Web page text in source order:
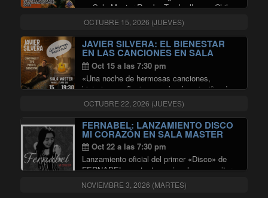
en Sala Master Rumbo Tumba llega a Chile
en el marco de su Gira Mundial 2026 para
presentar por primera vez su último
disco Cordillera Latiendo, en lo …
Continuar leyendo"Rumbo Tumba en Santiago de
OCTUBRE 15, 2026 (JUEVES)
JAVIER SILVERA: EL BIENESTAR
EN LAS CANCIONES EN SALA
MASTER
Oct 15 a las 7:30 pm
«Una noche de hermosas canciones,
historias y reflexiones sobre los significados
de vivir Se pueden unir canciones y
psicología. Y esa unión es la que propone el
cantautor y psicólogo Javier Silvera. El
Bienestar en …Continuar leyendo"JAVIER
OCTUBRE 22, 2026 (JUEVES)
FERNABEL: LANZAMIENTO DISCO
MI CORAZÓN EN SALA MASTER
Oct 22 a las 7:30 pm
Lanzamiento oficial del primer «Disco» de
FERNABEL, cantante nacional, compositora,
y multiinstrumentista. Un viaje por
sentimientos y expresiones.
NOVIEMBRE 3, 2026 (MARTES)